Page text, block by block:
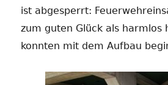
ist abgesperrt:
zum guten Glück als harmlos
konnten mit dem Aufbau